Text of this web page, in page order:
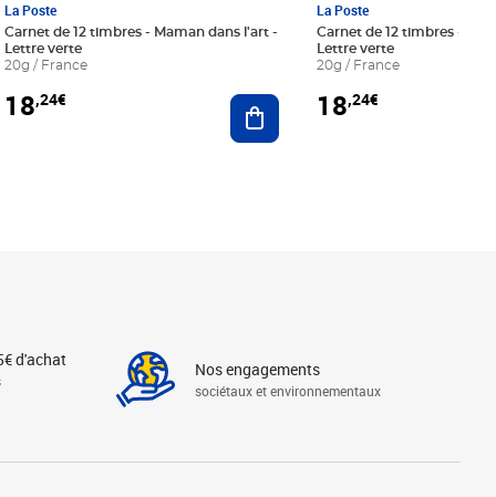
au panier
La Poste
Carnet de 12 timbres - Maman dans l'art -
Lettre verte
20g / France
18,24€ Ajouter au panier
La Poste
Carnet de 12 timbres - Le
Lettre verte
20g / France
18,24€
d'achat Nos engagements
sociétaux et environnementaux